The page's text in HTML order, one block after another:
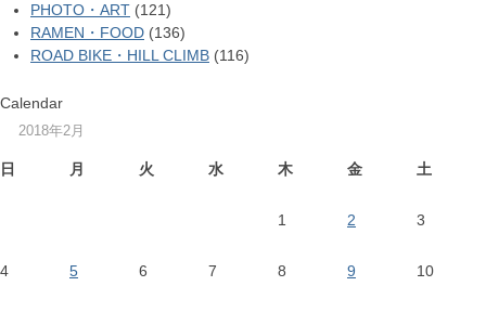
PHOTO・ART (121)
RAMEN・FOOD (136)
ROAD BIKE・HILL CLIMB (116)
Calendar
2018年2月
日 月 火 水 木 金 土
1 2 3
4 5 6 7 8 9 10